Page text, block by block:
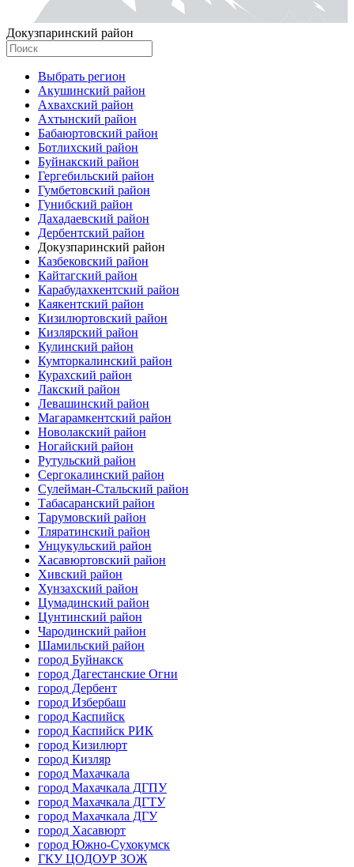
Докузпаринский район
Выбрать регион
Акушинский район
Ахвахский район
Ахтынский район
Бабаюртовский район
Ботлихский район
Буйнакский район
Гергебильский район
Гумбетовский район
Гунибский район
Дахадаевский район
Дербентский район
Докузпаринский район
Казбековский район
Кайтагский район
Карабудахкентский район
Каякентский район
Кизилюртовский район
Кизлярский район
Кулинский район
Кумторкалинский район
Курахский район
Лакский район
Левашинский район
Магарамкентский район
Новолакский район
Ногайский район
Рутульский район
Сергокалинский район
Сулейман-Стальский район
Табасаранский район
Тарумовский район
Тляратинский район
Унцукульский район
Хасавюртовский район
Хивский район
Хунзахский район
Цумадинский район
Цунтинский район
Чародинский район
Шамильский район
город Буйнакск
город Дагестанские Огни
город Дербент
город Избербаш
город Каспийск
город Каспийск РИК
город Кизилюрт
город Кизляр
город Махачкала
город Махачкала ДГПУ
город Махачкала ДГТУ
город Махачкала ДГУ
город Хасавюрт
город Южно-Сухокумск
ГКУ ЦОДОУР ЗОЖ